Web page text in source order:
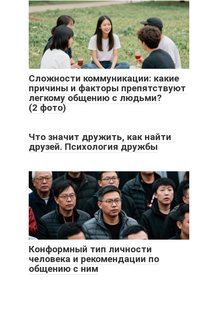
Сложности коммуникации: какие
причины и факторы препятствуют
легкому общению с людьми?
(2 фото)
Что значит дружить, как найти
друзей. Психология дружбы
Конформный тип личности
человека и рекомендации по
общению с ним